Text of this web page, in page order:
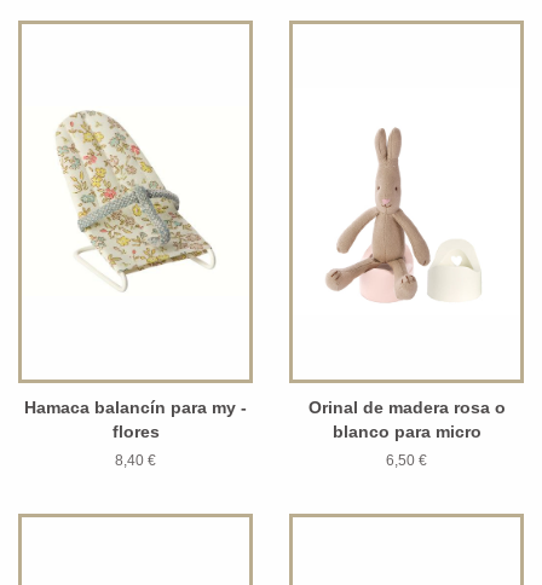
Hamaca balancín para my -
flores
8,40 €
Orinal de madera rosa o
blanco para micro
6,50 €